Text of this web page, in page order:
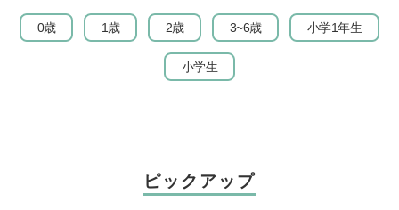
0歳 1歳 2歳 3~6歳 小学1年生
小学生
ピックアップ